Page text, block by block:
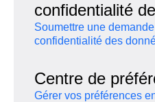
confidentialité
Soumettre une
confidentialité des
Centre de
Gérer vos préférences